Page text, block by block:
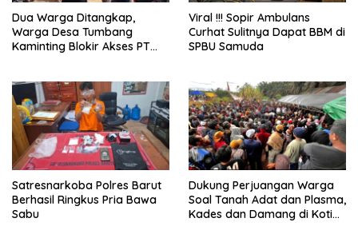
Dua Warga Ditangkap,
Warga Desa Tumbang
Kaminting Blokir Akses PT
Viral !!! Sopir Ambulans
Curhat Sulitnya Dapat BBM di
SPBU Samuda
Satresnarkoba Polres Barut
Berhasil Ringkus Pria Bawa
Sabu
Dukung Perjuangan Warga
Soal Tanah Adat dan Plasma,
Kades dan Damang di Kotim